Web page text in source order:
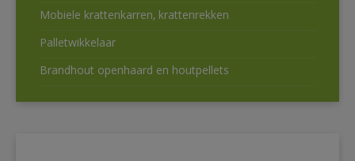
Mobiele krattenkarren, krattenrekken
Palletwikkelaar
Brandhout openhaard en houtpellets